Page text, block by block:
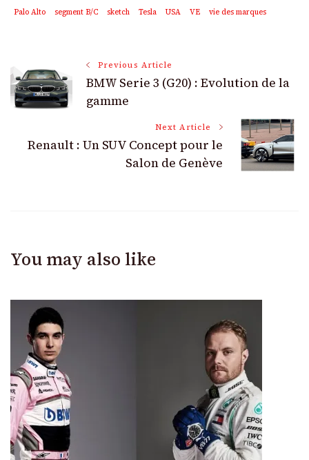
Palo Alto
segment B/C sketch Tesla USA VE vie des marques
Post
Navigation
Previous Article
BMW Serie 3 (G20) : Evolution de la
gamme
Next Article
Renault : Un SUV Concept pour le
Salon de Genève
You may also like